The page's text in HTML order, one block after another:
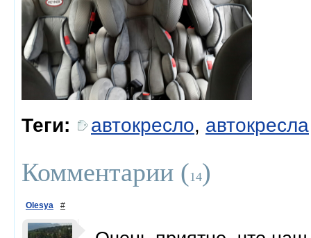
Теги: автокресло, автокресла
Комментарии (14)
Olesya #